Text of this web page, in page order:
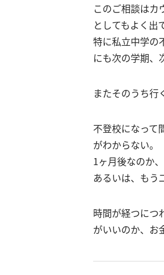
このご相談はカ
としてもよく出
特に私立中学の
にも次の学期、
またそのうち
不登校になって
がわからない。
1ヶ月後なのか
あるいは、もう
時間が経つにつ
がいいのか、お